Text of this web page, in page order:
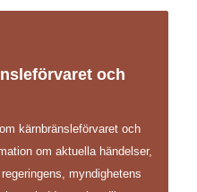
och
kärnbränsleförvaret och
om aktuella händelser,
myndighetens